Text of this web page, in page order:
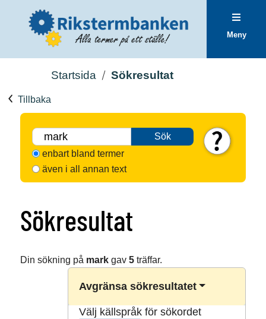
Meny
Startsida Sökresultat
Tillbaka
Sök
enbart bland termer
även i all annan text
Sökresultat
Din sökning på markgav 5träffar.
Avgränsa sökresultatet
Välj källspråk för sökordet